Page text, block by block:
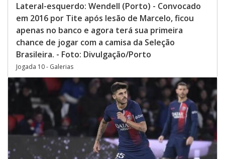
Lateral-esquerdo: Wendell (Porto) - Convocado
em 2016 por Tite após lesão de Marcelo, ficou
apenas no banco e agora terá sua primeira
chance de jogar com a camisa da Seleção
Brasileira. - Foto: Divulgação/Porto
Jogada 10 - Galerias